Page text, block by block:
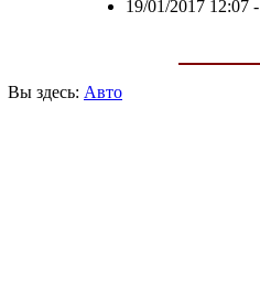
19/01/2017 12:07-
Вы здесь: Авто